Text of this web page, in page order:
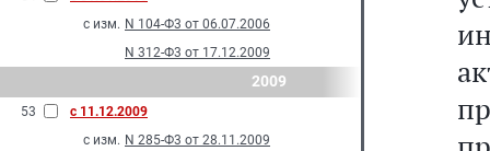
с изм. N 104-Ф3 от 06.07.2006
N 312-Ф3 от 17.12.2009
2009
53
с 11.12.2009
с изм. N 285-Ф3 от 28.11.2009